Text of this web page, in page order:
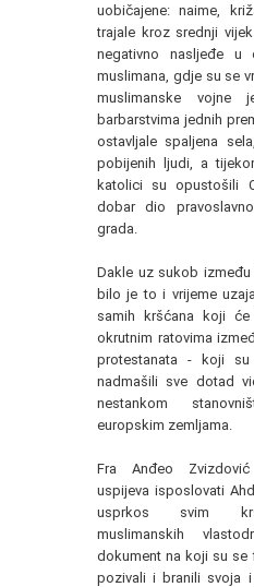
uobičajene: naime,
trajale kroz srednji
negativno nasljeđe u
muslimana, gdje su se
muslimanske vojne
barbarstvima jednih
ostavljale spaljena
pobijenih ljudi, a
katolici su opustošili
dobar dio
grada.
Dakle uz sukob između
bilo je to i vrijeme
samih kršćana koji
okrutnim ratovima
protestanata - koji su
nadmašili sve dotad
nestankom
europskim zemljama.
Fra Anđeo
uspijeva isposlovati
usprkos svim
muslimanskih
dokument na koji su se
pozivali i branili svoja i